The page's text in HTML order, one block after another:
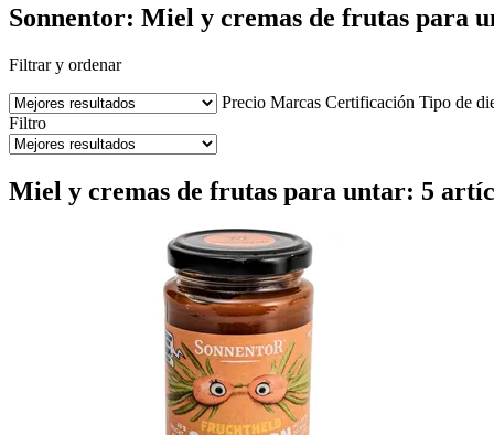
Sonnentor: Miel y cremas de frutas para
Filtrar y ordenar
Precio Marcas Certificación Tipo de
Filtro
Miel y cremas de frutas para untar: 5